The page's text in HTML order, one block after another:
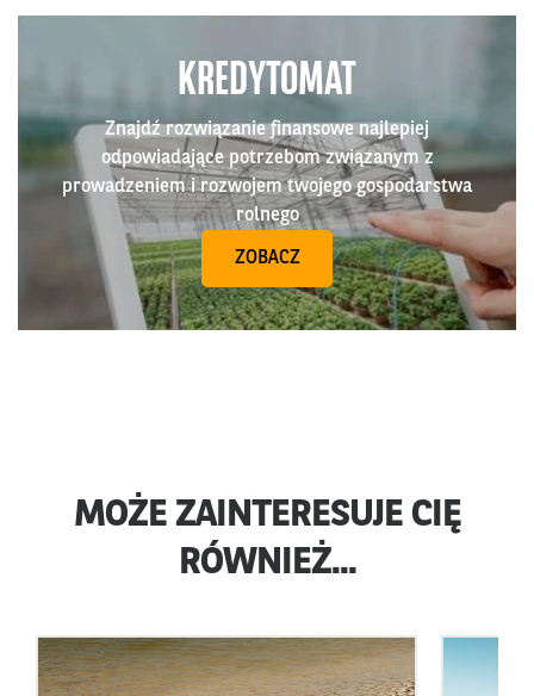
KREDYTOMAT
Znajdź rozwiązanie finansowe najlepiej
odpowiadające potrzebom związanym z
prowadzeniem i rozwojem twojego gospodarstwa
rolnego
ZOBACZ
MOŻE ZAINTERESUJE CIĘ
RÓWNIEŻ...